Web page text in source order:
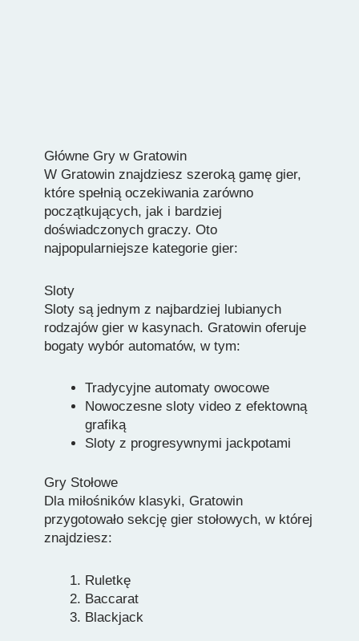
Główne Gry w Gratowin
W Gratowin znajdziesz szeroką gamę gier,
które spełnią oczekiwania zarówno
początkujących, jak i bardziej
doświadczonych graczy. Oto
najpopularniejsze kategorie gier:
Sloty
Sloty są jednym z najbardziej lubianych
rodzajów gier w kasynach. Gratowin oferuje
bogaty wybór automatów, w tym:
Tradycyjne automaty owocowe
Nowoczesne sloty video z efektowną
grafiką
Sloty z progresywnymi jackpotami
Gry Stołowe
Dla miłośników klasyki, Gratowin
przygotowało sekcję gier stołowych, w której
znajdziesz:
Ruletkę
Baccarat
Blackjack